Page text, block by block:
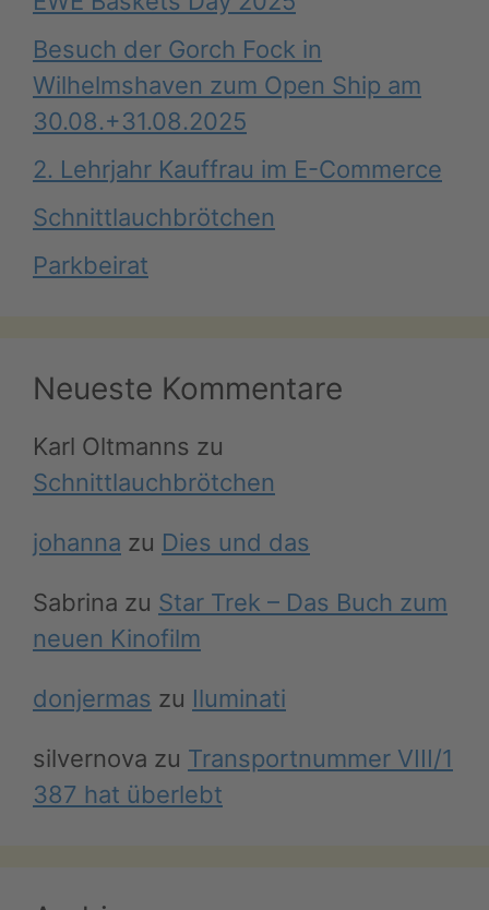
Besuch der Gorch Fock in
Wilhelmshaven zum Open Ship am
30.08.+31.08.2025
2. Lehrjahr Kauffrau im E-Commerce
Schnittlauchbrötchen
Parkbeirat
Neueste Kommentare
Karl Oltmanns zu
Schnittlauchbrötchen
johanna zu Dies und das
Sabrina zu Star Trek – Das Buch zum
neuen Kinofilm
donjermas zu Iluminati
silvernova zu Transportnummer VIII/1
387 hat überlebt